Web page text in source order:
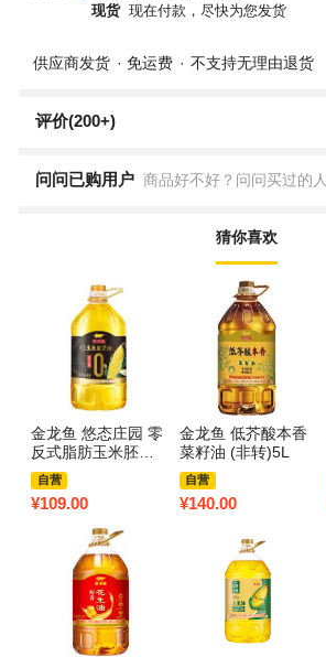
现货 现在付款，尽快为您发货
供应商发货 免运费 不支持无理由退货
评价(200+)
问问已购用户 商品好不好？问问买过的人
猜你喜欢
金龙鱼 悠态庄园 零
反式脂肪玉米胚芽
油压榨一级食用油
非转基因 4L
自营
¥109.00
金龙鱼 低芥酸本香
菜籽油 (非转)5L
自营
¥140.00